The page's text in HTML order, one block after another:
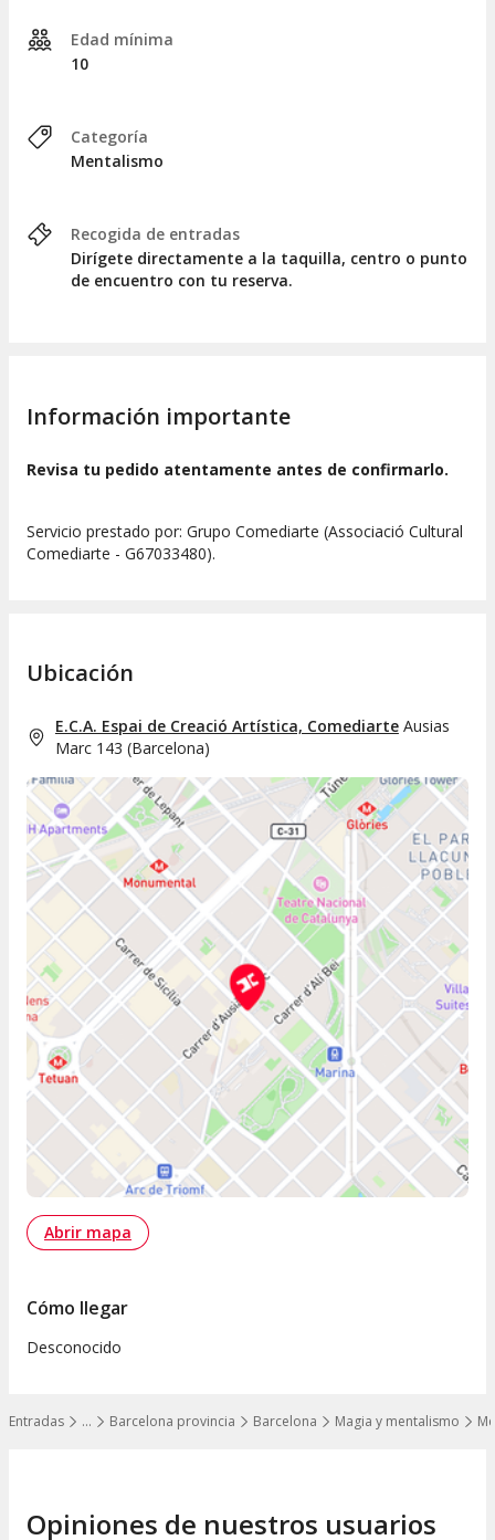
…
Mostrar todos los niveles
Entradas Barcelona provincia Barcelona Magia y mentalismo
Edad mínima
10
Categoría
Mentalismo
Recogida de entradas
Dirígete directamente a la taquilla, centro o punto
de encuentro con tu reserva.
Información importante
Revisa tu pedido atentamente antes de confirmarlo.
Servicio prestado por: Grupo Comediarte (Associació Cultural
Comediarte - G67033480).
Ubicación
E.C.A. Espai de Creació Artística, Comediarte Ausias
Marc 143 (Barcelona)
Abrir mapa
Cómo llegar
Desconocido
Opiniones de nuestros usuarios